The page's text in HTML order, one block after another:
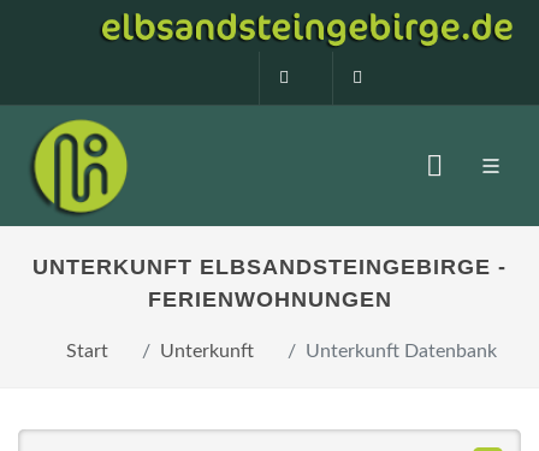
0160 99873408
UNTERKUNFT ELBSANDSTEINGEBIRGE -
FERIENWOHNUNGEN
Start Unterkunft Unterkunft Datenbank